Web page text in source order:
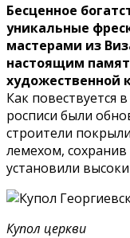
Бесценное
уникальные
мастерами из
настоящим
художественной
Как повествуется
росписи были
строители
лемехом,
установили
Купол церкви